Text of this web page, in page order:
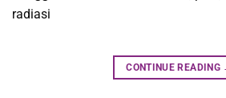
radiasi
CONTINUE READING